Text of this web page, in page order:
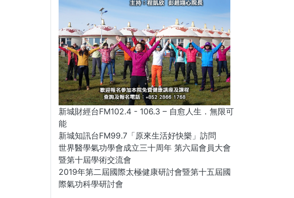
新城財經台FM102.4 - 106.3 – 自愈人生．無限可
能
新城知訊台FM99.7「原來生活好快樂」訪問
世界醫學氣功學會成立三十周年 第六屆會員大會
暨第十屆學術交流會
2019年第二屆國際太極健康研討會暨第十五屆國
際氣功科學研討會